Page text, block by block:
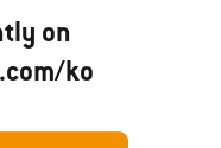
on
ko
품 매칭기
기술